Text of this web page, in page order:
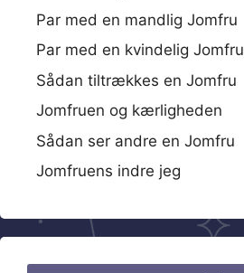
Par med en mandlig Jomfru
Par med en kvindelig Jomfru
Sådan tiltrækkes en Jomfru
Jomfruen og kærligheden
Sådan ser andre en Jomfru
Jomfruens indre jeg